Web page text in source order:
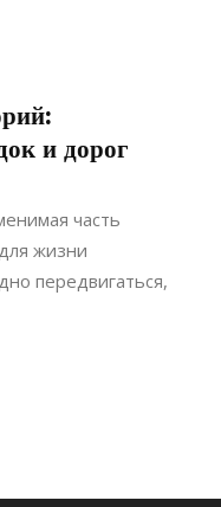
и дорог
часть
жизни
передвигаться,